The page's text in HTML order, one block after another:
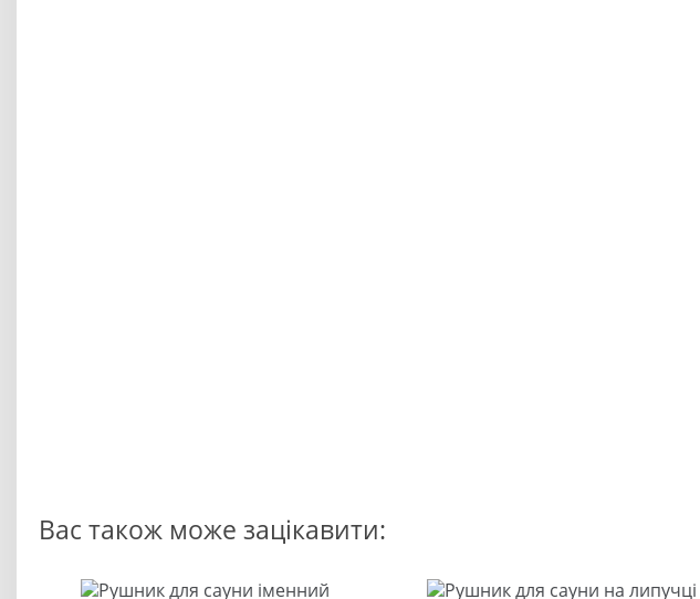
Вас також може зацікавити: